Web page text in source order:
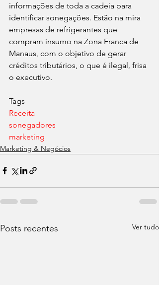
informações de toda a cadeia para
identificar sonegações. Estão na mira
empresas de refrigerantes que
compram insumo na Zona Franca de
Manaus, com o objetivo de gerar
créditos tributários, o que é ilegal, frisa
o executivo.
Tags
Receita
sonegadores
marketing
Marketing & Negócios
Posts recentes Ver tudo